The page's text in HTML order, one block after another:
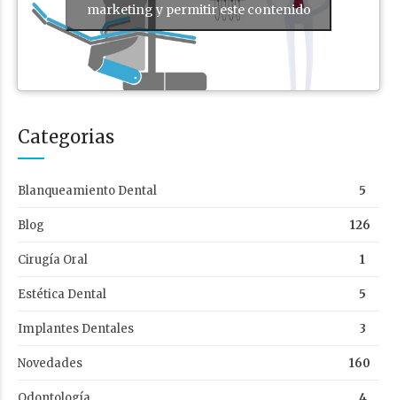
marketing y permitir este contenido
Categorias
Blanqueamiento Dental 5
Blog 126
Cirugía Oral 1
Estética Dental 5
Implantes Dentales 3
Novedades 160